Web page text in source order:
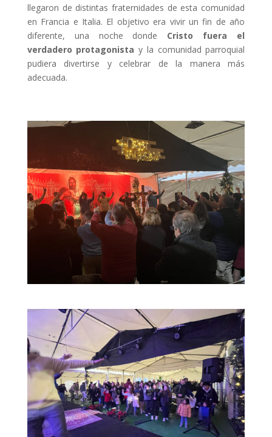
llegaron de distintas fraternidades de esta comunidad
en Francia e Italia. El objetivo era vivir un fin de año
diferente, una noche donde Cristo fuera el
verdadero protagonista y la comunidad parroquial
pudiera divertirse y celebrar de la manera más
adecuada.